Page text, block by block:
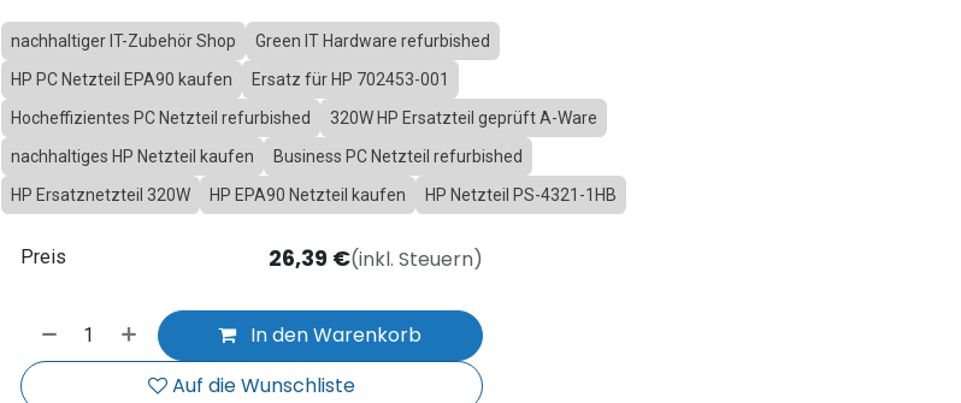
nachhaltiger IT-Zubehör Shop
Green IT Hardware refurbished
HP PC Netzteil EPA90 kaufen
Ersatz für HP 702453-001
Hocheffizientes PC Netzteil refurbished
320W HP Ersatzteil geprüft A-Ware
nachhaltiges HP Netzteil kaufen
Business PC Netzteil refurbished
HP Ersatznetzteil 320W
HP EPA90 Netzteil kaufen HP Netzteil PS-4321-1HB
In den Warenkorb
Auf die Wunschliste
Preis 26,39€(inkl. Steuern)